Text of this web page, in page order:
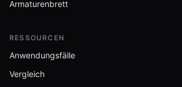
Armaturenbrett
RESSOURCEN
Anwendungsfälle
Vergleich